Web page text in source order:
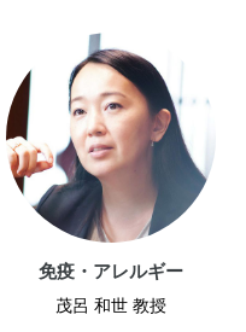
免疫・アレルギー
茂呂 和世 教授